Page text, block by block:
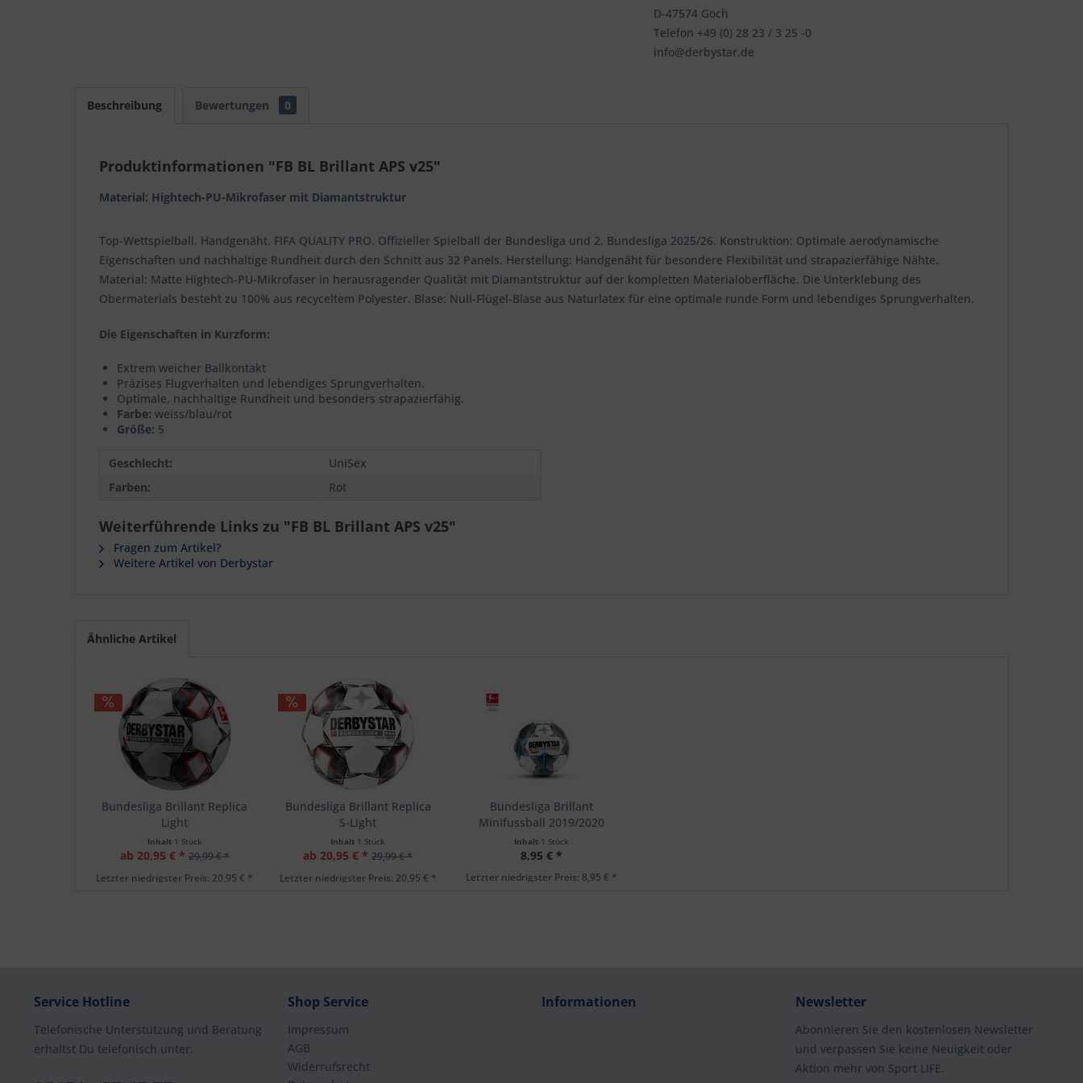
D-47574 Goch
Telefon +49 (0) 28 23 / 3 25 -0
info@derbystar.de
Beschreibung Bewertungen 0
Produktinformationen "FB BL Brillant APS v25"
Material: Hightech-PU-Mikrofaser mit Diamantstruktur
Top-Wettspielball. Handgenäht. FIFA QUALITY PRO. Offizieller Spielball der Bundesliga und 2. Bundesliga 2025/26. Konstruktion: Optimale aerodynamische
Eigenschaften und nachhaltige Rundheit durch den Schnitt aus 32 Panels. Herstellung: Handgenäht für besondere Flexibilität und strapazierfähige Nähte.
Material: Matte Hightech-PU-Mikrofaser in herausragender Qualität mit Diamantstruktur auf der kompletten Materialoberfläche. Die Unterklebung des
Obermaterials besteht zu 100% aus recyceltem Polyester. Blase: Null-Flügel-Blase aus Naturlatex für eine optimale runde Form und lebendiges Sprungverhalten.
Die Eigenschaften in Kurzform:
Extrem weicher Ballkontakt
Präzises Flugverhalten und lebendiges Sprungverhalten.
Optimale, nachhaltige Rundheit und besonders strapazierfähig.
Farbe: weiss/blau/rot
Größe: 5
Geschlecht:
UniSex
Farben:
Rot
Weiterführende Links zu "FB BL Brillant APS v25"
Fragen zum Artikel?
Weitere Artikel von Derbystar
Ähnliche Artikel
Bundesliga Brillant Replica
Light
Inhalt 1 Stück
ab 20,95 € * 29,99 € *
Letzter niedrigster Preis: 20,95 € *
Bundesliga Brillant Replica
S-Light
Inhalt 1 Stück
ab 20,95 € * 29,99 € *
Letzter niedrigster Preis: 20,95 € *
Bundesliga Brillant
Minifussball 2019/2020
Inhalt 1 Stück
8,95 € *
Letzter niedrigster Preis: 8,95 € *
Service Hotline
Telefonische Unterstützung und Beratung
erhaltst Du telefonisch unter:
Shop Service
Impressum
AGB
Widerrufsrecht
Informationen Newsletter
Abonnieren Sie den kostenlosen Newsletter
und verpassen Sie keine Neuigkeit oder
Aktion mehr von Sport LIFE.